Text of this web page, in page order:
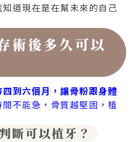
道現在是在幫未來的自己
術後多久可以
到六個月，讓骨粉跟身體
間不能急，骨質越堅固，植
斷可以植牙？